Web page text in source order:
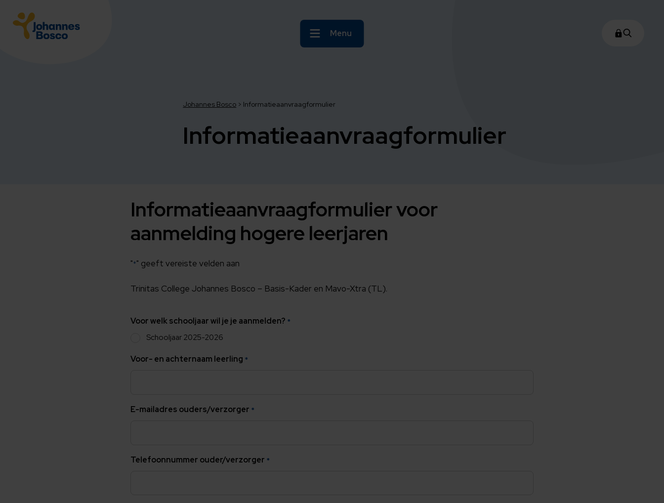
Menu
Johannes Bosco > Informatieaanvraagformulier
Informatieaanvraagformulier
Informatieaanvraagformulier voor
aanmelding hogere leerjaren
"*" geeft vereiste velden aan
Trinitas College Johannes Bosco – Basis-Kader en Mavo-Xtra (TL).
Voor welk schooljaar wil je je aanmelden? *
Schooljaar 2025-2026
Voor- en achternaam leerling *
E-mailadres ouders/verzorger *
Telefoonnummer ouder/verzorger *